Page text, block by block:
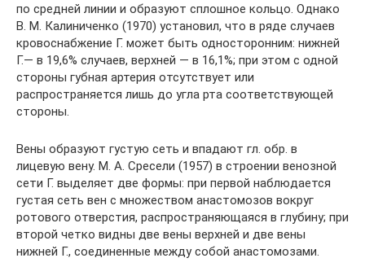
по средней линии и образуют сплошное кольцо. Однако
В. М. Калиниченко (1970) установил, что в ряде случаев
кровоснабжение Г. может быть односторонним: нижней
Г.— в 19,6% случаев, верхней — в 16,1%; при этом с одной
стороны губная артерия отсутствует или
распространяется лишь до угла рта соответствующей
стороны.
Вены образуют густую сеть и впадают гл. обр. в
лицевую вену. М. А. Сресели (1957) в строении венозной
сети Г. выделяет две формы: при первой наблюдается
густая сеть вен с множеством анастомозов вокруг
ротового отверстия, распространяющаяся в глубину; при
второй четко видны две вены верхней и две вены
нижней Г., соединенные между собой анастомозами.